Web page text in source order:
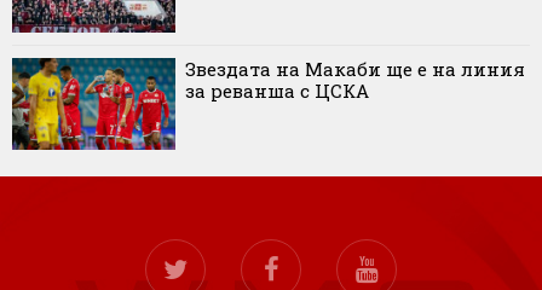
Звездата на Макаби ще е на линия
за реванша с ЦСКА